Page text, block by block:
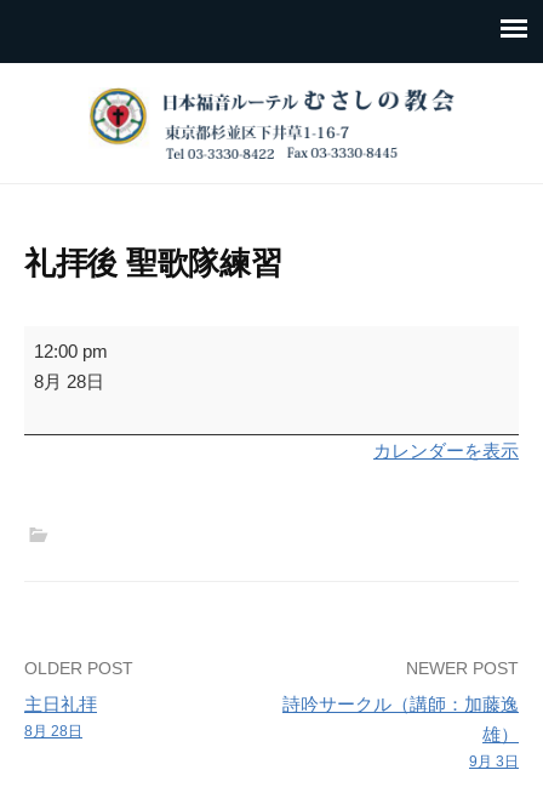
礼拝後 聖歌隊練習
礼
拝
聖
12:00 pm
8月 28日
カレンダーを表示
Post
navigation
OLDER POST
主日礼拝
8月 28日
NEWER POST
詩吟サークル（講師：加藤逸
雄）
9月 3日